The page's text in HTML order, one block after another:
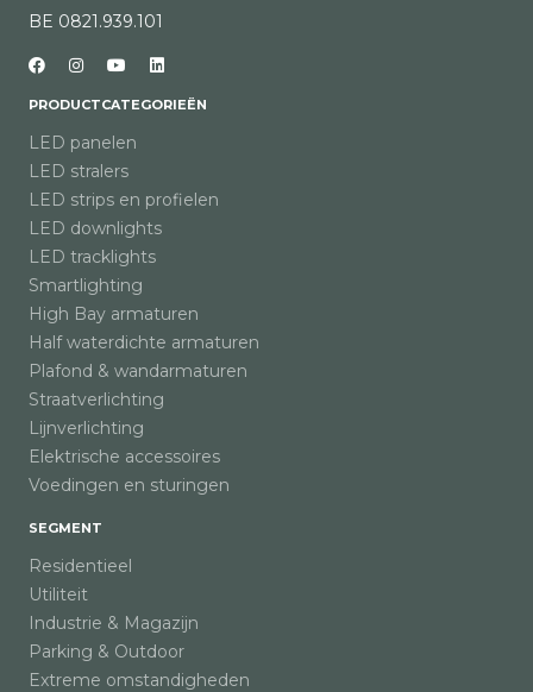
BE 0821.939.101
PRODUCTCATEGORIEËN
LED panelen
LED stralers
LED strips en profielen
LED downlights
LED tracklights
Smartlighting
High Bay armaturen
Half waterdichte armaturen
Plafond & wandarmaturen
Straatverlichting
Lijnverlichting
Elektrische accessoires
Voedingen en sturingen
SEGMENT
Residentieel
Utiliteit
Industrie & Magazijn
Parking & Outdoor
Extreme omstandigheden